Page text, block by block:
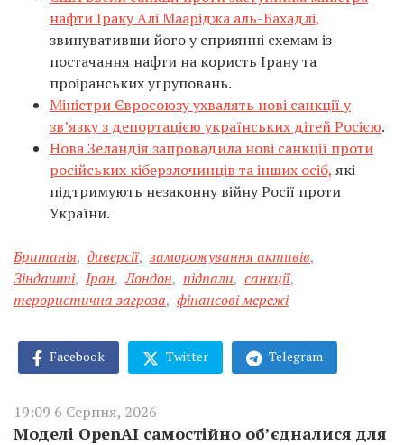
нафти Іраку Алі Мааріджа аль-Бахадлі,
звинувативши його у сприянні схемам із
постачання нафти на користь Ірану та
проіранських угруповань.
Міністри Євросоюзу ухвалять нові санкції у
зв’язку з депортацією українських дітей Росією.
Нова Зеландія запровадила нові санкції проти
російських кіберзлочинців та інших осіб, які
підтримують незаконну війну Росії проти
України.
Британія, диверсії, заморожування активів,
Зіндашті, Іран, Лондон, підпали, санкції,
терористична загроза, фінансові мережі
Facebook Twitter Telegram
19:09 6 Серпня, 2026
Моделі OpenAI самостійно об’єдналися для